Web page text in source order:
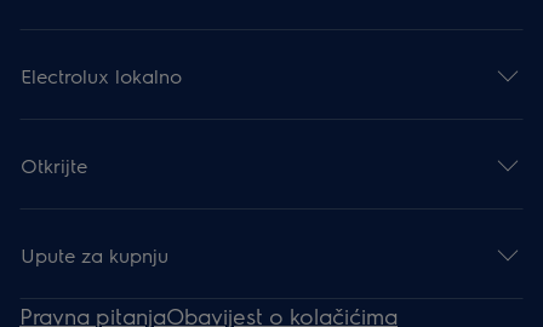
Electrolux lokalno
Otkrijte
Upute za kupnju
Pravna pitanjaObavijest o kolačićima